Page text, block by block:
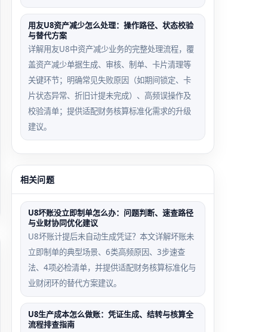
用友U8资产减少怎么处理：操作路径、状态校验
与替代方案
详解用友U8中资产减少业务的完整处理流程，覆
盖资产减少单据生成、审核、制单、卡片清理等
关键环节；明确常见失败原因（如期间锁定、卡
片状态异常、折旧计提未完成）、高频误操作及
校验清单；提供适配财务核算标准化需求的升级
建议。
相关问题
U8坏账没立即制单怎么办：问题判断、速查路径
与业财协同优化建议
U8坏账计提后未自动生成凭证？本文详解坏账未
立即制单的典型场景、6类高频原因、3步速查
法、4项必检清单，并提供适配财务核算标准化与
业财闭环的替代方案建议。
U8生产成本怎么做账：凭证生成、结转与核算全
流程排查指南